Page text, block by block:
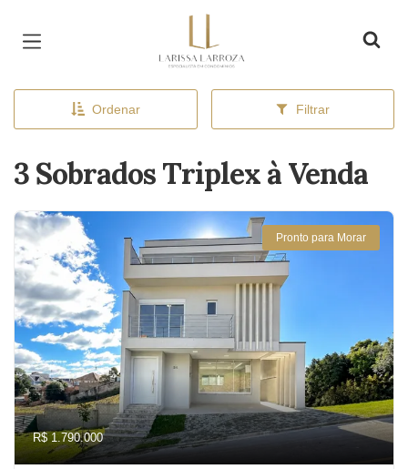
Ordenar Filtrar
3 Sobrados Triplex à Venda
Pronto para Morar
R$ 1.790.000